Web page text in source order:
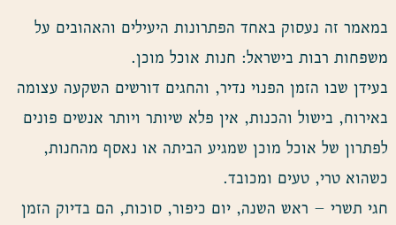
במאמר זה נעסוק באחד הפתרונות היעילים והאהובים על
משפחות רבות בישראל: חנות אוכל מוכן.
בעידן שבו הזמן הפנוי נדיר, והחגים דורשים השקעה עצומה
באירוח, בישול והכנות, אין פלא שיותר ויותר אנשים פונים
לפתרון של אוכל מוכן שמגיע הביתה או נאסף מהחנות,
כשהוא טרי, טעים ומכובד.
חגי תשרי – ראש השנה, יום כיפור, סוכות, הם בדיוק הזמן